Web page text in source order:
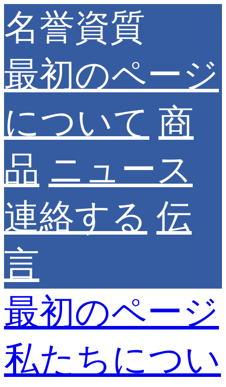
名誉資質
最初のページ
について 商
品 ニュース
連絡する 伝
言
最初のページ
私たちについ